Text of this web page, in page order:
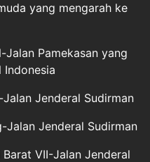
yang mengarah ke
Jalan Pamekasan yang
Indonesia
Jenderal Sudirman
Jalan Jenderal Sudirman
VII-Jalan Jenderal